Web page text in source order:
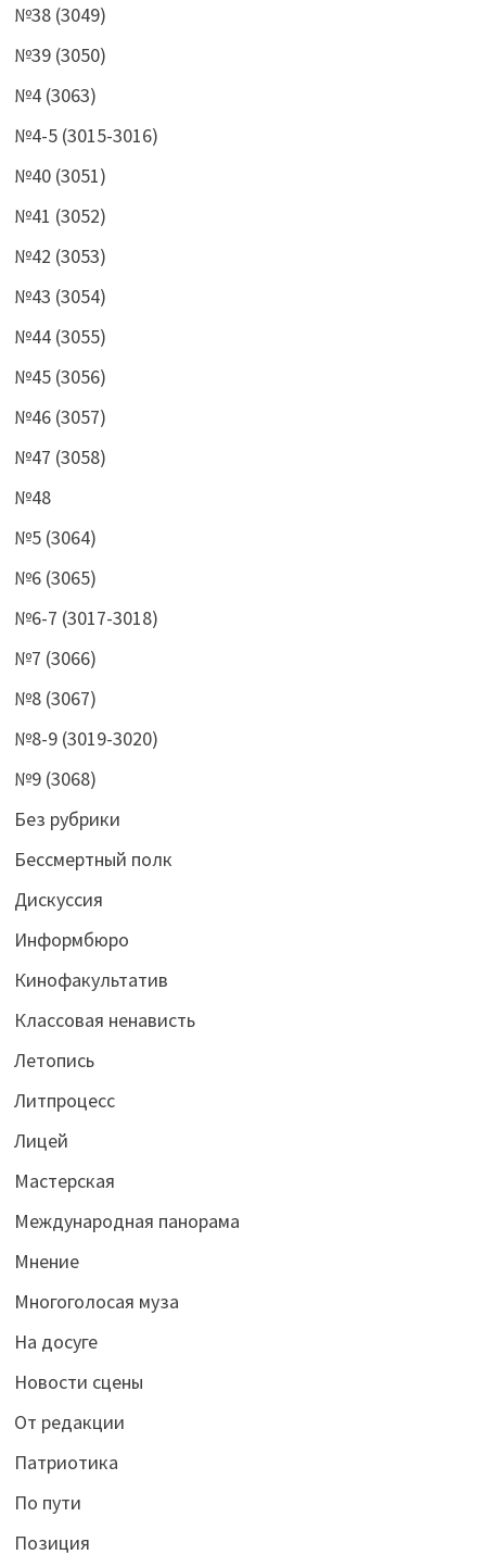
№38 (3049)
№39 (3050)
№4 (3063)
№4-5 (3015-3016)
№40 (3051)
№41 (3052)
№42 (3053)
№43 (3054)
№44 (3055)
№45 (3056)
№46 (3057)
№47 (3058)
№48
№5 (3064)
№6 (3065)
№6-7 (3017-3018)
№7 (3066)
№8 (3067)
№8-9 (3019-3020)
№9 (3068)
Без рубрики
Бессмертный полк
Дискуссия
Информбюро
Кинофакультатив
Классовая ненависть
Летопись
Литпроцесс
Лицей
Мастерская
Международная панорама
Мнение
Многоголосая муза
На досуге
Новости сцены
От редакции
Патриотика
По пути
Позиция